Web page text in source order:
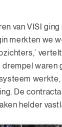
van VISI
merkten we
drempel waren
De
helder